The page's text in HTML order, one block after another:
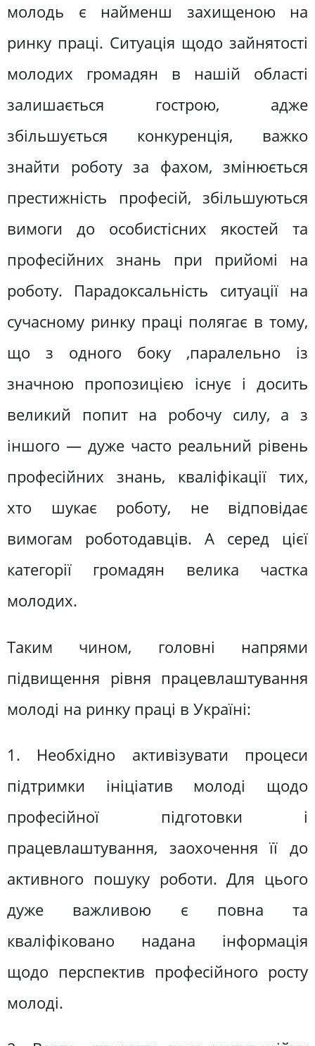
молодь є найменш захищеною на
ринку праці. Ситуація щодо зайнятості
молодих громадян в нашій області
залишається гострою, адже
збільшується конкуренція, важко
знайти роботу за фахом, змінюється
престижність професій, збільшуються
вимоги до особистісних якостей та
професійних знань при прийомі на
роботу. Парадоксальність ситуації на
сучасному ринку праці полягає в тому,
що з одного боку ,паралельно із
значною пропозицією існує і досить
великий попит на робочу силу, а з
іншого — дуже часто реальний рівень
професійних знань, кваліфікації тих,
хто шукає роботу, не відповідає
вимогам роботодавців. А серед цієї
категорії громадян велика частка
молодих.
Таким чином, головні напрями
підвищення рівня працевлаштування
молоді на ринку праці в Україні:
1. Необхідно активізувати процеси
підтримки ініціатив молоді щодо
професійної підготовки і
працевлаштування, заохочення її до
активного пошуку роботи. Для цього
дуже важливою є повна та
кваліфіковано надана інформація
щодо перспектив професійного росту
молоді.